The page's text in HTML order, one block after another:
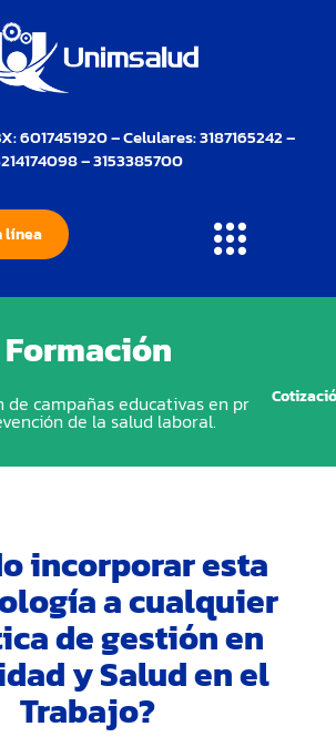
6017451920 – Celulares: 3187165242 –
– 3153385700
línea
Formación
de campañas educativas en promoción
de la salud laboral.
incorporar esta
a cualquier
de gestión en
y Salud en el
Trabajo?